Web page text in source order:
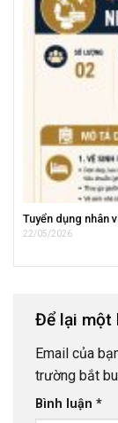
Tuyển dụng nhân
22/05/2026
Để lại một
Email của
trường bắt
Bình luận *